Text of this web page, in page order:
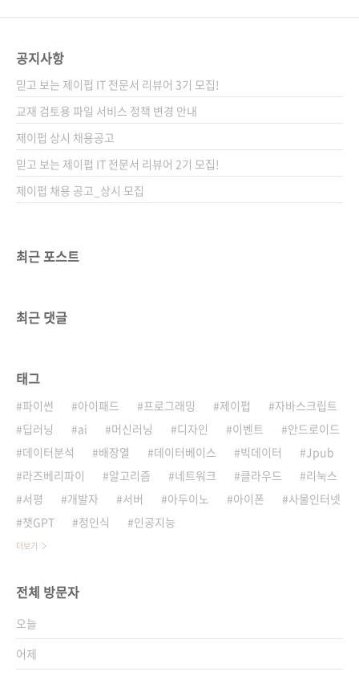
ya*****@dmts..
펍을 사랑해주신 독자 여러분께 보답하고자 자
여 "책으로 배운 코딩이 때깔도 좋다" 이벤트는
다음의 두 가지 방식으로 진행됩니다. 첫 번째는
구매 이벤트두 번째는 리뷰 이벤트 온오프라인
에서 제이펍 도서를 구매하시고 영수증을 찍은
사진 혹은 캡처 이미지를 보내시거나, 온라인에
서 리뷰를 작성하신 후 링크..
공지사항
믿고 보는 제이펍 IT 전문서 리뷰어 3기 모집!
교재 검토용 파일 서비스 정책 변경 안내
제이펍 상시 채용공고
믿고 보는 제이펍 IT 전문서 리뷰어 2기 모집!
제이펍 채용 공고_상시 모집
최근 포스트
최근 댓글
태그
파이썬 아이패드 프로그래밍 제이펍
자바스크립트
딥러닝
ai 머신러닝 디자인 이벤트
안드로이드
데이터분석
배장열 데이터베이스 빅데이터
Jpub
라즈베리파이
알고리즘 네트워크 클라우드
리눅스
서평
개발자 서버 아두이노 아이폰
사물인터넷
챗GPT
정인식 인공지능
더보기
전체 방문자
오늘
어제